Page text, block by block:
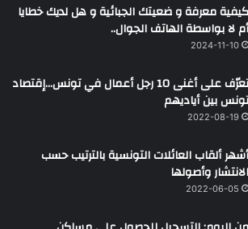
كيفية معرفة و ضعيتك الجبائية و هل لديك خطايا
أم لا بواسطة الهاتف الجوال..
2024-11-10
تعرّف على أغنى 10 رجل أعمال في تونس…إقتصاد
تونس بين أياديهم
2022-08-19
أشهر ألقاب العائلات التونسية بالترتيب حسب
الانتشار وأصولها
2022-06-05